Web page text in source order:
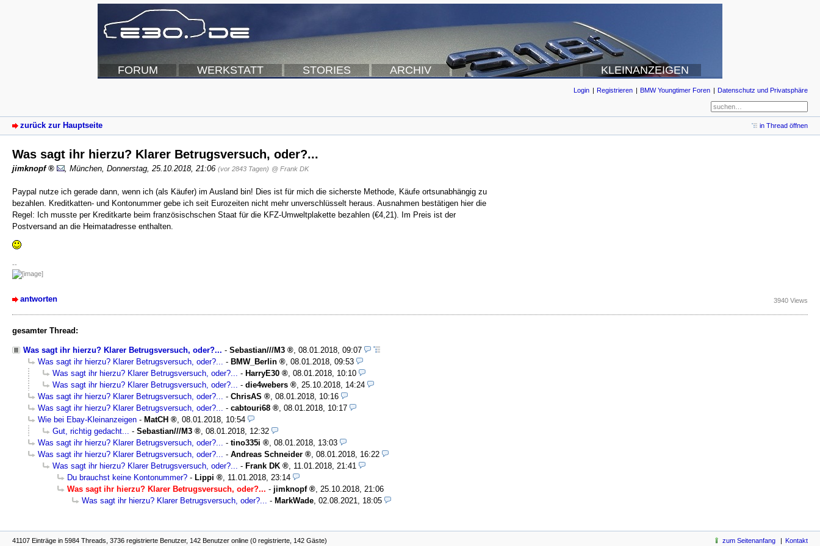
FORUM WERKSTATT STORIES ARCHIV KLEINANZEIGEN
Login Registrieren BMW Youngtimer Foren Datenschutz und Privatsphäre
zurück zur Hauptseite in Thread öffnen
Was sagt ihr hierzu? Klarer Betrugsversuch, oder?...
jimknopf München Donnerstag, 25.10.2018, 21:06 (vor 2843 Tagen) @ Frank DK
Paypal nutze ich gerade dann, wenn ich (als Käufer) im Ausland bin! Dies ist für mich die sicherste Methode, Käufe ortsunabhängig zu
bezahlen. Kreditkatten- und Kontonummer gebe ich seit Eurozeiten nicht mehr unverschlüsselt heraus. Ausnahmen bestätigen hier die
Regel: Ich musste per Kreditkarte beim französischschen Staat für die KFZ-Umweltplakette bezahlen (€4,21). Im Preis ist der
Postversand an die Heimatadresse enthalten.
--
antworten 3940 Views
gesamter Thread:
Was sagt ihr hierzu? Klarer Betrugsversuch, oder?... - Sebastian///M3 , 08.01.2018, 09:07
Was sagt ihr hierzu? Klarer Betrugsversuch, oder?... - BMW_Berlin , 08.01.2018, 09:53
Was sagt ihr hierzu? Klarer Betrugsversuch, oder?... - HarryE30 , 08.01.2018, 10:10
Was sagt ihr hierzu? Klarer Betrugsversuch, oder?... - die4webers , 25.10.2018, 14:24
Was sagt ihr hierzu? Klarer Betrugsversuch, oder?... - ChrisAS , 08.01.2018, 10:16
Was sagt ihr hierzu? Klarer Betrugsversuch, oder?... - cabtouri68 , 08.01.2018, 10:17
Wie bei Ebay-Kleinanzeigen - MatCH , 08.01.2018, 10:54
Gut, richtig gedacht... - Sebastian///M3 , 08.01.2018, 12:32
Was sagt ihr hierzu? Klarer Betrugsversuch, oder?... - tino335i , 08.01.2018, 13:03
Was sagt ihr hierzu? Klarer Betrugsversuch, oder?... - Andreas Schneider , 08.01.2018, 16:22
Was sagt ihr hierzu? Klarer Betrugsversuch, oder?... - Frank DK , 11.01.2018, 21:41
Du brauchst keine Kontonummer? - Lippi , 11.01.2018, 23:14
Was sagt ihr hierzu? Klarer Betrugsversuch, oder?... - jimknopf , 25.10.2018, 21:06
Was sagt ihr hierzu? Klarer Betrugsversuch, oder?... - MarkWade, 02.08.2021, 18:05
41107 Einträge in 5984 Threads, 3736 registrierte Benutzer, 142 Benutzer online (0 registrierte, 142 Gäste) zum Seitenanfang Kontakt